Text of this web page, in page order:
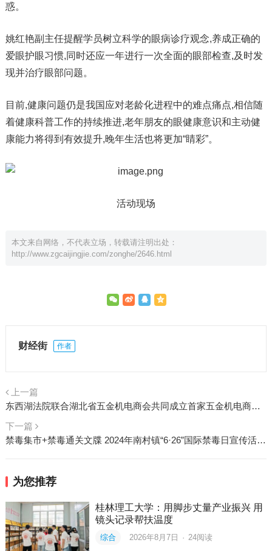
惑。
姚红艳副主任提醒学员树立科学的眼病诊疗观念,养成正确的
爱眼护眼习惯,同时还应一年进行一次全面的眼部检查,及时发
现并治疗眼部问题。
目前,健康问题仍是我国应对老龄化进程中的难点痛点,相信随
着健康科普工作的持续推进,老年朋友的眼健康意识和主动健
康能力将得到有效提升,晚年生活也将更加“睛彩”。
活动现场
本文来自网络，不代表立场，转载请注明出处：
http://www.zgcaijingjie.com/zonghe/2646.html
财经街 作者
上一篇
东西湖法院联合湖北省五金机电商会共同成立首家五金机电商会“共享法庭”揭牌！
下一篇
禁毒集市+禁毒通关文牒 2024年南村镇“6·26”国际禁毒日宣传活动“潮”起来
为您推荐
桂林理工大学：用脚步丈量产业振兴 用
镜头记录帮扶温度
综合 2026年8月7日 · 24阅读